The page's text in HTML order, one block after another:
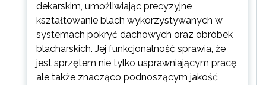
dekarskim, umożliwiając precyzyjne
kształtowanie blach wykorzystywanych w
systemach pokryć dachowych oraz obróbek
blacharskich. Jej funkcjonalność sprawia, że
jest sprzętem nie tylko usprawniającym pracę,
ale także znacząco podnoszącym jakość